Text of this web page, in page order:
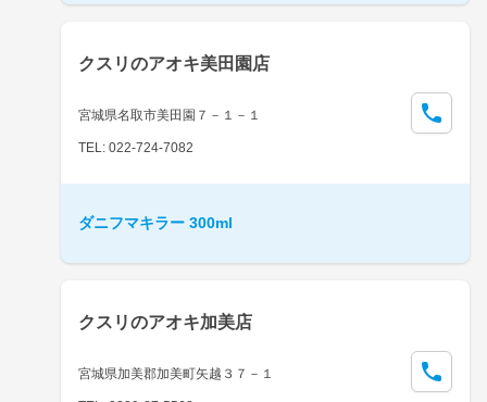
クスリのアオキ美田園店
宮城県名取市美田園７－１－１
TEL: 022-724-7082
ダニフマキラー 300ml
クスリのアオキ加美店
宮城県加美郡加美町矢越３７－１